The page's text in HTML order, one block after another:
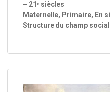
– 21ᵉ siècles
Maternelle, Primaire, En
Structure du champ social